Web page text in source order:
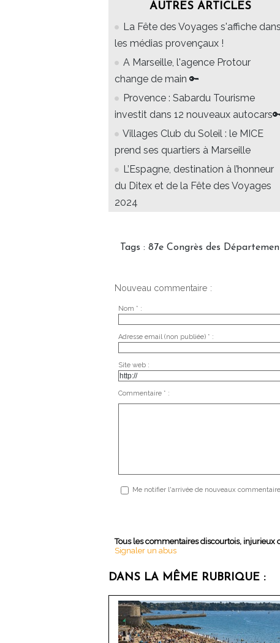
AUTRES ARTICLES
La Fête des Voyages s'affiche dans
les médias provençaux !
A Marseille, l'agence Protour
change de main 🔑
Provence : Sabardu Tourisme
investit dans 12 nouveaux
Villages Club du Soleil : le MICE
prend ses quartiers à Marseille
L’Espagne, destination à l’honneur
du Ditex et de la Fête des Voyages
2024
Tags : 87e Congrès des
Nouveau commentaire :
Nom * :
Adresse email (non publiée) * :
Site web :
Commentaire * :
Me notifier l'arrivée de nouveaux
Tous les commentaires discourtois,
Signaler un abus
DANS LA MÊME RUBRIQUE :